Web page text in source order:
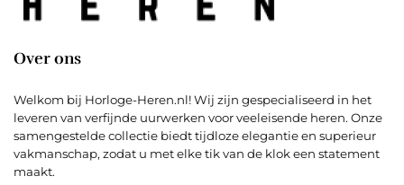
Over ons
Welkom bij Horloge-Heren.nl! Wij zijn gespecialiseerd in het
leveren van verfijnde uurwerken voor veeleisende heren. Onze
samengestelde collectie biedt tijdloze elegantie en superieur
vakmanschap, zodat u met elke tik van de klok een statement
maakt.